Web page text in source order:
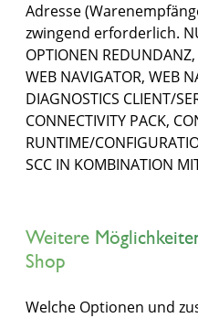
Adresse
zwingend erforderlich.
OPTIONEN REDUNDANZ,
WEB NAVIGATOR, WEB
DIAGNOSTICS CLIENT/
CONNECTIVITY PACK,
RUNTIME/
SCC IN KOMBINATION
Weitere
Shop
Welche Optionen und